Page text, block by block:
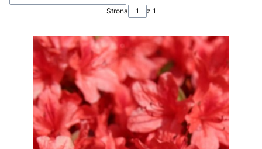
Strona z 1